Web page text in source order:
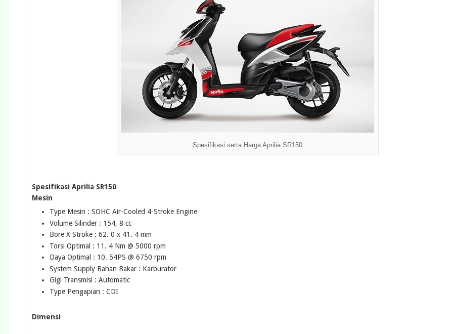
Spesifikasi serta Harga Aprilia SR150
Spesifikasi Aprilia SR150
Mesin
Type Mesin : SOHC Air-Cooled 4-Stroke Engine
Volume Silinder : 154, 8 cc
Bore X Stroke : 62. 0 x 41. 4 mm
Torsi Optimal : 11. 4 Nm @ 5000 rpm
Daya Optimal : 10. 54PS @ 6750 rpm
System Supply Bahan Bakar : Karburator
Gigi Transmisi : Automatic
Type Pengapian : CDI
Dimensi